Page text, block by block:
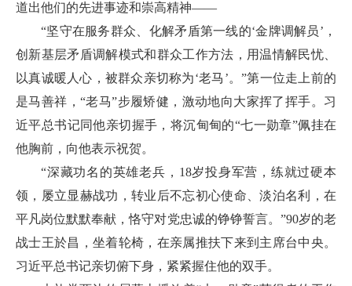
道出他们的先进事迹和崇高精神——
“坚守在服务群众、化解矛盾第一线的‘金牌调解员’，
创新基层矛盾调解模式和群众工作方法，用温情解民忧、
以真诚暖人心，被群众亲切称为‘老马’。”第一位走上前的
是马善祥，“老马”步履矫健，激动地向大家挥了挥手。习
近平总书记同他亲切握手，将沉甸甸的“七一勋章”佩挂在
他胸前，向他表示祝贺。
“深藏功名的英雄老兵，18岁投身军营，练就过硬本
领，屡立显赫战功，转业后不忘初心使命、淡泊名利，在
平凡岗位默默奉献，恪守对党忠诚的铮铮誓言。”90岁的老
战士王於昌，坐着轮椅，在亲属推扶下来到主席台中央。
习近平总书记亲切俯下身，紧紧握住他的双手。